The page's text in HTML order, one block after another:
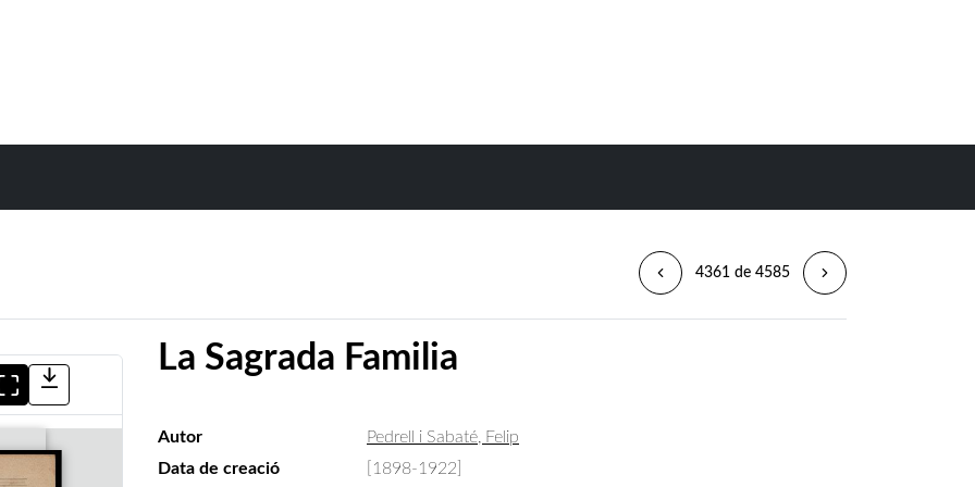
4361 de 4585
La Sagrada Familia
Autor
Pedrell i Sabaté, Felip
Data de creació
[1898-1922]